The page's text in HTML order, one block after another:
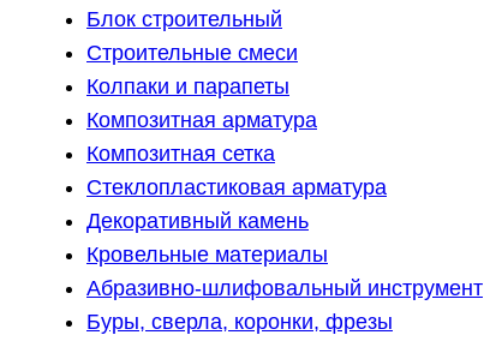
Блок строительный
Строительные смеси
Колпаки и парапеты
Композитная арматура
Композитная сетка
Стеклопластиковая арматура
Декоративный камень
Кровельные материалы
Абразивно-шлифовальный инструмент
Буры, сверла, коронки, фрезы